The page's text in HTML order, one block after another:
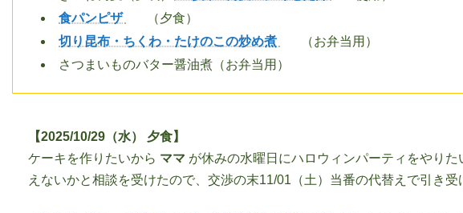
食パンピザ
（夕食）
切り昆布・ちくわ・たけのこの炒め煮
（お弁当用）
さつまいものバター醤油煮（お弁当用）
【2025/10/29（水） 夕食】
ケーキを作りたいから ママ が休みの水曜日にハロウィンパーティをやり
えないかと相談を受けたので、交渉の末11/01（土）当番の代替えで引き受